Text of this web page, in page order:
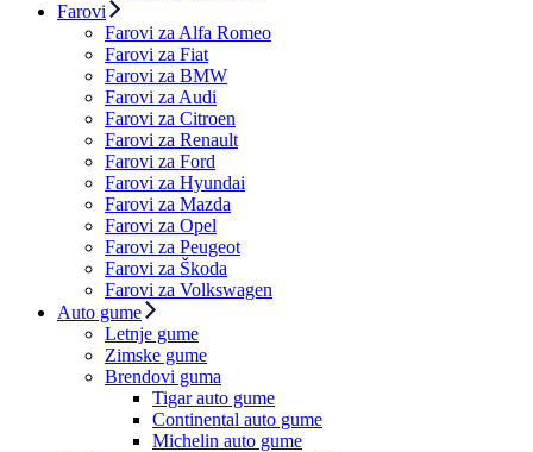
Farovi
Farovi za Alfa Romeo
Farovi za Fiat
Farovi za BMW
Farovi za Audi
Farovi za Citroen
Farovi za Renault
Farovi za Ford
Farovi za Hyundai
Farovi za Mazda
Farovi za Opel
Farovi za Peugeot
Farovi za Škoda
Farovi za Volkswagen
Auto gume
Letnje gume
Zimske gume
Brendovi guma
Tigar auto gume
Continental auto gume
Michelin auto gume